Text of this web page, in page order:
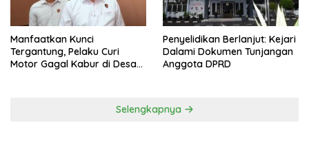
Manfaatkan Kunci
Tergantung, Pelaku Curi
Motor Gagal Kabur di Desa
Penyelidikan Berlanjut: Kejari
Dalami Dokumen Tunjangan
Anggota DPRD
Selengkapnya